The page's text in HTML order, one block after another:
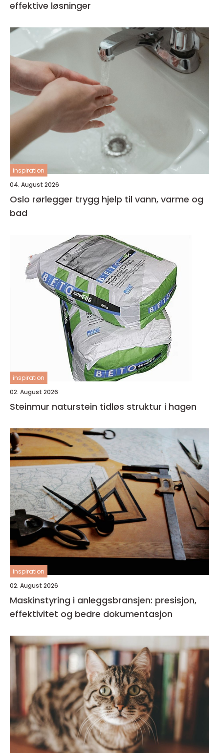
effektive løsninger
inspiration
04. August 2026
Oslo rørlegger trygg hjelp til vann, varme og
bad
inspiration
02. August 2026
Steinmur naturstein tidløs struktur i hagen
inspiration
02. August 2026
Maskinstyring i anleggsbransjen: presisjon,
effektivitet og bedre dokumentasjon